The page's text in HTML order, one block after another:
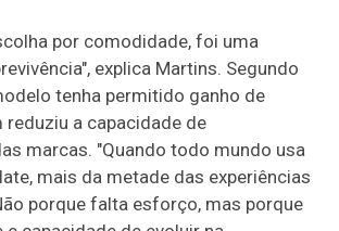
por comodidade, foi uma
explica Martins. Segundo
tenha permitido ganho de
reduziu a capacidade de
marcas. "Quando todo mundo usa
mais da metade das experiências
porque falta esforço, mas porque